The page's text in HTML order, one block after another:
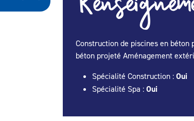
Construction de piscines en
béton projeté Aménagement
Spécialité Construction : Oui
Spécialité Spa : Oui